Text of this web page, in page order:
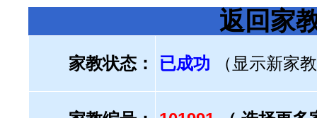
返回家
家教状态： 已成功 （显示新家